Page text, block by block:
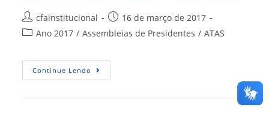
Autor
do
cfainstitucional
Post
publicado:
16 de março de 2017
Categoria
post:
Ano 2017 / Assembleias de Presidentes / ATAS
Continue Lendo ATA
1ª